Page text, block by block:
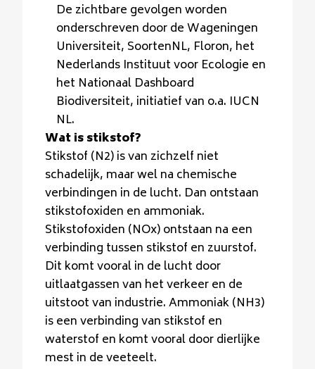
De zichtbare gevolgen worden
onderschreven door de Wageningen
Universiteit, SoortenNL, Floron, het
Nederlands Instituut voor Ecologie en
het Nationaal Dashboard
Biodiversiteit, initiatief van o.a. IUCN
NL.
Wat is stikstof?
Stikstof (N2) is van zichzelf niet
schadelijk, maar wel na chemische
verbindingen in de lucht. Dan ontstaan
stikstofoxiden en ammoniak.
Stikstofoxiden (NOx) ontstaan na een
verbinding tussen stikstof en zuurstof.
Dit komt vooral in de lucht door
uitlaatgassen van het verkeer en de
uitstoot van industrie. Ammoniak (NH3)
is een verbinding van stikstof en
waterstof en komt vooral door dierlijke
mest in de veeteelt.